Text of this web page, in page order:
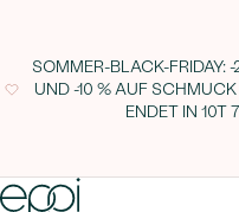
SOMMER-BLACK-FRIDAY:
UND -10 % AUF
ENDET IN 10T